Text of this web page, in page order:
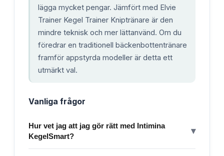
lägga mycket pengar. Jämfört med Elvie
Trainer Kegel Trainer Kniptränare är den
mindre teknisk och mer lättanvänd. Om du
föredrar en traditionell bäckenbottentränare
framför appstyrda modeller är detta ett
utmärkt val.
Vanliga frågor
Hur vet jag att jag gör rätt med Intimina
KegelSmart?
▾